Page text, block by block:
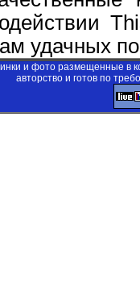
удачных
и фото размещенные в
авторство и готов по